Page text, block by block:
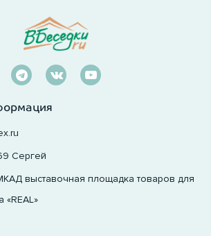
Сергей
выставочная площадка товаров для
«REAL»